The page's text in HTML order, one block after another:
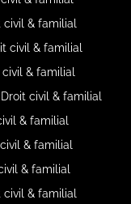
& familial
civil & familial
& familial
civil & familial
& familial
& familial
& familial
& familial